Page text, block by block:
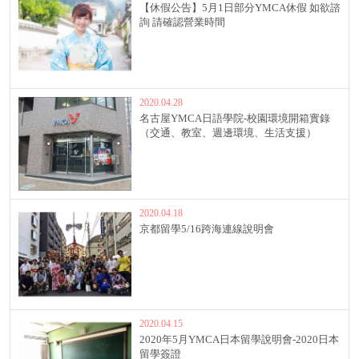
【休假公告】5月1日部分YMCA休假 如欲諮
詢 請確認營業時間
2020.04.28
名古屋YMCA日語學院-校園環境開箱實錄
（交通、教室、週邊環境、生活支援）
2020.04.18
京都留學5/16跨海連線說明會
2020.04.15
2020年5月YMCA日本留學說明會-2020日本
留學簽證